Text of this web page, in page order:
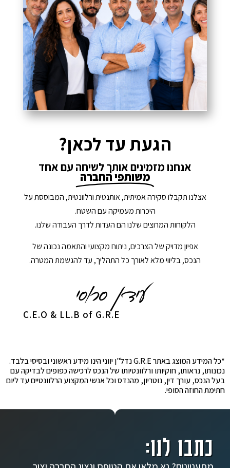
הגעת עד לכאן?
אנחנו מזמינים אותך לשיחה עם אחד
משותפי החברה
אצלנו תקבלו סקירה אמיתית, אותנטית ורלוונטית, המבוססת על
היכרות מעמיקה עם השטח.
הלקוחות המרוצים שלנו הם העדות לדרך העבודה שלנו.
אפיון מדויק של הצרכים, ניתוח מקצועי והתאמה נכונה של
הנכס, בליווי מלא לאורך כל התהליך, עד להגשמת המטרה.
C.E.O & LL.B of G.R.E
*כל המידע המוצג באתר G.R.E נדל"ן יווני הינו מידע ראשוני ובסיסי בלבד.
נכונותו, נראותו, חוקיותו ורלוונטיותו של הנכס לרכישה כפופים לבדיקה עם
בעל הנכס, עורך דין, נוטריון, מהנדס וכל אנשי המקצוע הרלוונטיים עד ליום
חתימת החוזה הסופי.
כתבו לנו: